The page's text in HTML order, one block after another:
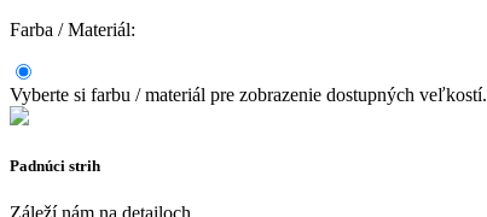
Farba / Materiál:
Vyberte si farbu / materiál pre zobrazenie dostupných veľkostí.
Padnúci strih